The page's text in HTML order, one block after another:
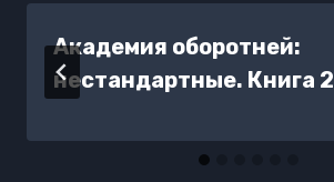
Академия оборотней:
нестандартные. Книга 2